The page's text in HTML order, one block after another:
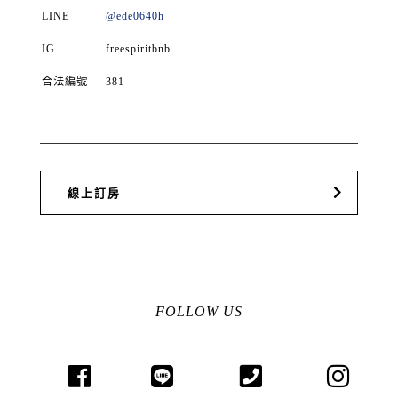
LINE @ede0640h
IG freespiritbnb
合法編號 381
線上訂房
FOLLOW US